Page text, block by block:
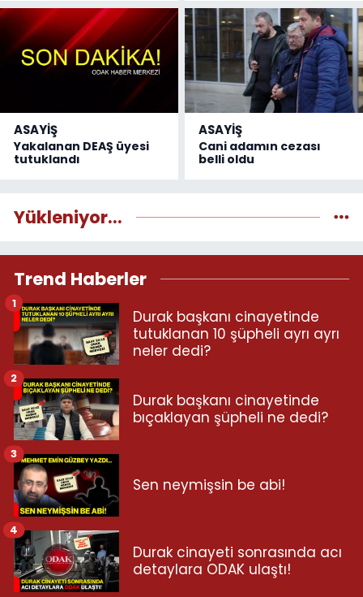
ASAYİŞ
Yakalanan DEAŞ üyesi
tutuklandı
ASAYİŞ
Cani adamın cezası
belli oldu
Yükleniyor...
Trend Haberler
Durak başkanı cinayetinde
tutuklanan 10 şüpheli ayrı ayrı
neler dedi?
1
Durak başkanı cinayetinde
bıçaklayan şüpheli ne dedi?
2
Sen neymişsin be abi!
3
Durak cinayeti sonrasında acı
detaylara ODAK ulaştı!
4